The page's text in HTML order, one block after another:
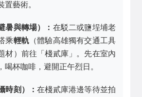
置藝術。
暑與轉場）： 在駁二或鹽埕埔老
乘輕軌 （體驗高雄獨有交通工具
材）前往「棧貳庫」。先在室內
喝杯咖啡，避開正午烈日。
時刻）：在棧貳庫港邊等待並拍